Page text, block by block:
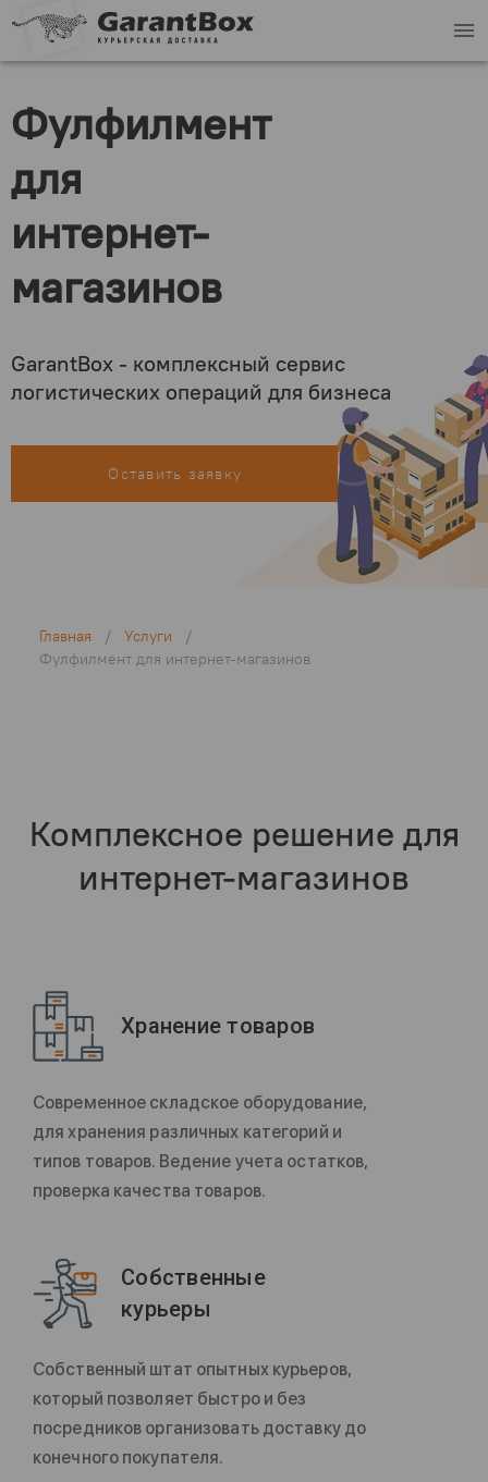
menu
Фулфилмент
для
интернет-
магазинов
GarantBox - комплексный сервис
логистических операций для бизнеса
Оставить заявку
Главная / Услуги
/
Фулфилмент для интернет-магазинов
Комплексное решение для
интернет-магазинов
Хранение товаров
Современное складское оборудование,
для хранения различных категорий и
типов товаров. Ведение учета остатков,
проверка качества товаров.
Собственные
курьеры
Собственный штат опытных курьеров,
который позволяет быстро и без
посредников организовать доставку до
конечного покупателя.